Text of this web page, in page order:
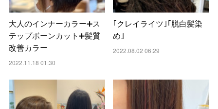
大人のインナーカラー➕ス
テップボーンカット➕髪質
改善カラー
2022.11.18 01:30
｢クレイライツ｣｢脱白髪染
め｣
2022.08.02 06:29